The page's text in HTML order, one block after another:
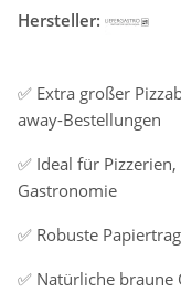
Hersteller:
✅ Extra großer
away-Bestellungen
✅ Ideal für
Gastronomie
✅ Robuste
✅ Natürliche